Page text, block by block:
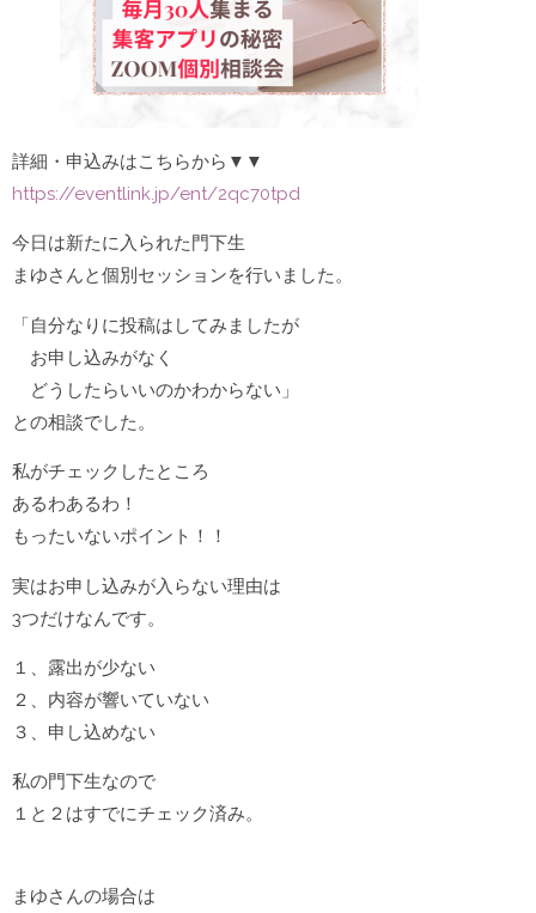
詳細・申込みはこちらから▼▼
https://eventlink.jp/ent/2qc70tpd
今日は新たに入られた門下生
まゆさんと個別セッションを行いました。
「自分なりに投稿はしてみましたが
お申し込みがなく
どうしたらいいのかわからない」
との相談でした。
私がチェックしたところ
あるわあるわ！
もったいないポイント！！
実はお申し込みが入らない理由は
3つだけなんです。
１、露出が少ない
２、内容が響いていない
３、申し込めない
私の門下生なので
１と２はすでにチェック済み。
まゆさんの場合は